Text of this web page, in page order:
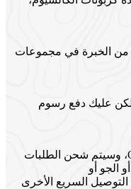
المصنعة، لدينا 14 عامًا من الخبرة في مجموعات
عليك دفع رسوم
ج: نعم، سيتم الترحيب بأي OEM/ODM، وسيتم شحن الطلبات
الجو أو
السريع الأخرى